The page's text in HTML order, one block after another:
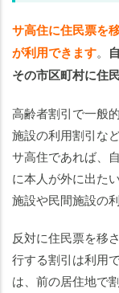
サ高住に住民票を
が利用できます。
その市区町村に住
高齢者割引で一般
施設の利用割引な
サ高住であれば、
に本人が外に出た
施設や民間施設の
反対に住民票を移
行する割引は利用
は、前の居住地で